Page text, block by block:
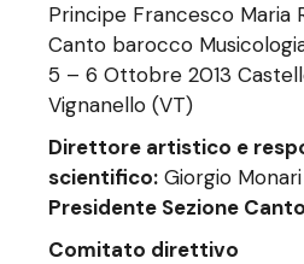
Principe Francesco Maria
Canto barocco
5 – 6 Ottobre 2013
Vignanello (VT)
Direttore artistico e
scientifico: Giorgio Monari
Presidente Sezione
Comitato direttivo